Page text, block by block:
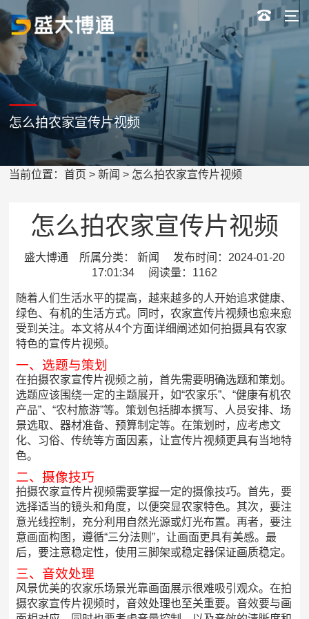
怎么拍农家宣传片视频
当前位置：首页 >新闻 > 怎么拍农家宣传片视频
怎么拍农家宣传片视频
盛大博通 所属分类： 新闻 发布时间：2024-01-20
17:01:34 阅读量：1162
随着人们生活水平的提高，越来越多的人开始追求健康、
绿色、有机的生活方式。同时，农家宣传片视频也愈来愈
受到关注。本文将从4个方面详细阐述如何拍摄具有农家
特色的宣传片视频。
一、选题与策划
在拍摄农家宣传片视频之前，首先需要明确选题和策划。
选题应该围绕一定的主题展开，如“农家乐”、“健康有机农
产品”、“农村旅游”等。策划包括脚本撰写、人员安排、场
景选取、器材准备、预算制定等。在策划时，应考虑文
化、习俗、传统等方面因素，让宣传片视频更具有当地特
色。
二、摄像技巧
拍摄农家宣传片视频需要掌握一定的摄像技巧。首先，要
选择适当的镜头和角度，以便突显农家特色。其次，要注
意光线控制，充分利用自然光源或灯光布置。再者，要注
意画面构图，遵循“三分法则”，让画面更具有美感。最
后，要注意稳定性，使用三脚架或稳定器保证画质稳定。
三、音效处理
风景优美的农家乐场景光靠画面展示很难吸引观众。在拍
摄农家宣传片视频时，音效处理也至关重要。音效要与画